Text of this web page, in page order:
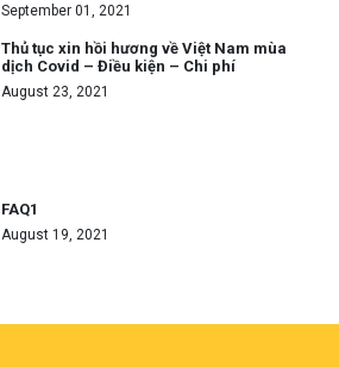
September 01, 2021
Thủ tục xin hồi hương về Việt Nam mùa
dịch Covid – Điều kiện – Chi phí
August 23, 2021
FAQ1
August 19, 2021